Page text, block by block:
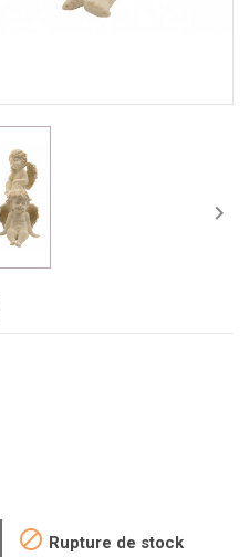

 Rupture de stock